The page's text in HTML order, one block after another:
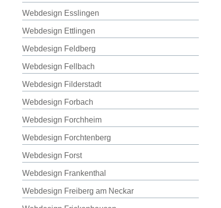
Webdesign Esslingen
Webdesign Ettlingen
Webdesign Feldberg
Webdesign Fellbach
Webdesign Filderstadt
Webdesign Forbach
Webdesign Forchheim
Webdesign Forchtenberg
Webdesign Forst
Webdesign Frankenthal
Webdesign Freiberg am Neckar